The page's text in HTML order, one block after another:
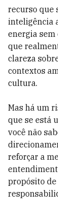
recurso que
inteligência
energia
que
clareza
contextos
cultura.
Mas há um
que se está
você não
reforçar a
propósito de